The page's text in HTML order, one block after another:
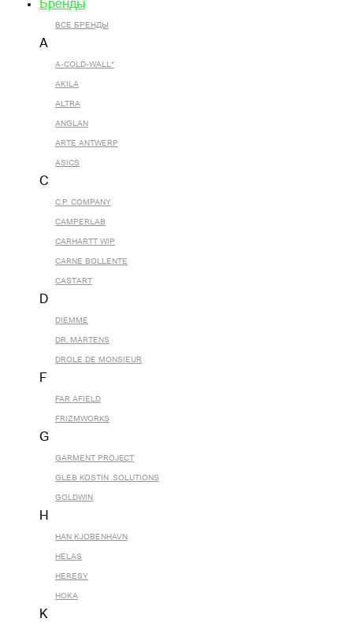
Бренды
ВСЕ БРЕНДЫ
A
A-COLD-WALL*
AKILA
ALTRA
ANGLAN
ARTE ANTWERP
ASICS
C
C.P. COMPANY
CAMPERLAB
CARHARTT WIP
CARNE BOLLENTE
CASTART
D
DIEMME
DR. MARTENS
DROLE DE MONSIEUR
F
FAR AFIELD
FRIZMWORKS
G
GARMENT PROJECT
GLEB KOSTIN .SOLUTIONS
GOLDWIN
H
HAN KJOBENHAVN
HELAS
HERESY
HOKA
K